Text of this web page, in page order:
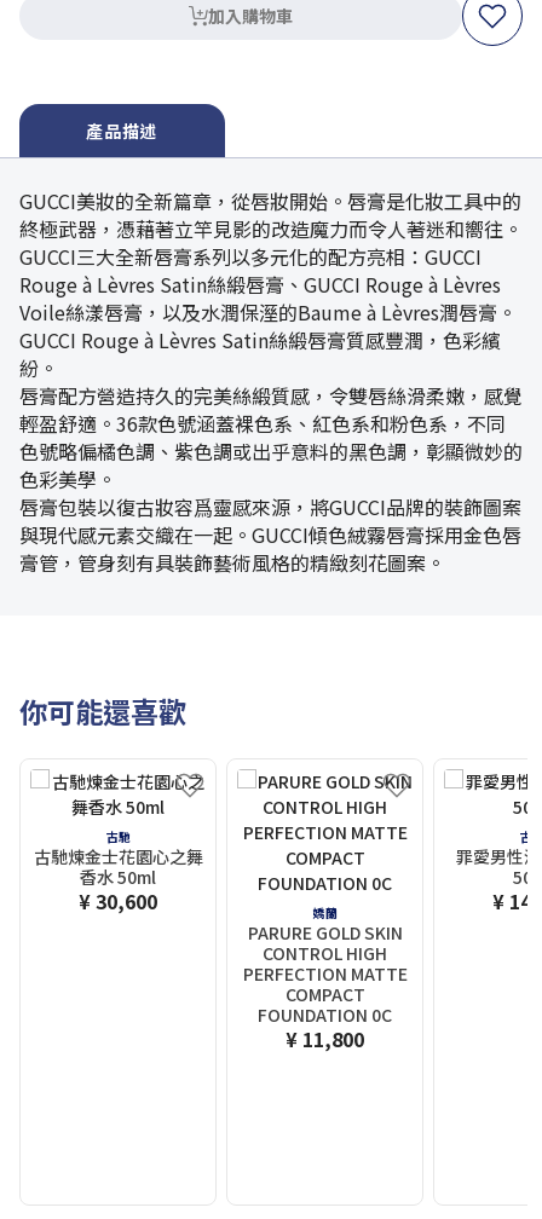
加入購物車
產品描述
GUCCI美妝的全新篇章，從唇妝開始。唇膏是化妝工具中的
終極武器，憑藉著立竿見影的改造魔力而令人著迷和嚮往。
GUCCI三大全新唇膏系列以多元化的配方亮相：GUCCI
Rouge à Lèvres Satin絲緞唇膏、GUCCI Rouge à Lèvres
Voile絲漾唇膏，以及水潤保溼的Baume à Lèvres潤唇膏。
GUCCI Rouge à Lèvres Satin絲緞唇膏質感豐潤，色彩繽
紛。
唇膏配方營造持久的完美絲緞質感，令雙唇絲滑柔嫩，感覺
輕盈舒適。36款色號涵蓋裸色系、紅色系和粉色系，不同
色號略偏橘色調、紫色調或出乎意料的黑色調，彰顯微妙的
色彩美學。
唇膏包裝以復古妝容爲靈感來源，將GUCCI品牌的裝飾圖案
與現代感元素交織在一起。GUCCI傾色絨霧唇膏採用金色唇
膏管，管身刻有具裝飾藝術風格的精緻刻花圖案。
你可能還喜歡
古馳
古馳煉金士花園心之舞
香水 50ml
¥ 30,600 嬌蘭
PARURE GOLD SKIN
CONTROL HIGH
PERFECTION MATTE
COMPACT
FOUNDATION 0C
¥ 11,800
古
罪愛男性
¥